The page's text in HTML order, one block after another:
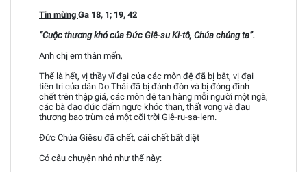
Tin mừng Ga 18, 1; 19, 42
“Cuộc thương khó của Đức Giê-su Ki-tô, Chúa chúng ta”.
Anh chị em thân mến,
Thế là hết, vị thầy vĩ đại của các môn đệ đã bị bắt, vị đại
tiên tri của dân Do Thái đã bị đánh đòn và bị đóng đinh
chết trên thập giá, các môn đệ tan hàng mỗi người một ngã,
các bà đạo đức đấm ngực khóc than, thất vọng và đau
thương bao trùm cả một cõi trời Giê-ru-sa-lem.
Đức Chúa Giêsu đã chết, cái chết bất diệt
Có câu chuyện nhỏ như thế này: